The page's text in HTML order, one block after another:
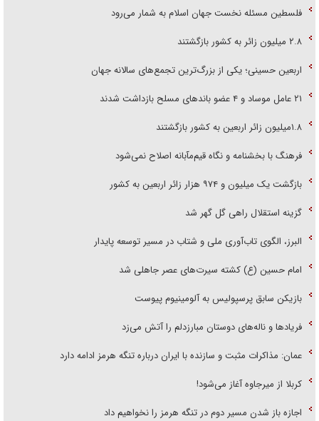
فلسطین مسئله نخست جهان اسلام به شمار می‌رود
۲.۸ میلیون زائر به کشور بازگشتند
اربعین حسینی؛ یکی از بزرگ‌ترین تجمع‌های سالانه جهان
۲۱ عامل موساد و ۴ عضو باند‌های مسلح بازداشت شدند
۱.۸میلیون زائر اربعین به کشور بازگشتند
فرهنگ با بخشنامه و نگاه قیم‌مآبانه اصلاح نمی‌شود
بازگشت یک میلیون و ۹۷۴ هزار زائر اربعین به کشور
گزینه استقلال راهی گل گهر شد
البرز، الگوی تاب‌آوری ملی و شتاب در مسیر توسعه پایدار
امام حسین (ع) کشته سیرت‌های عصر جاهلی شد
بازیکن سابق پرسپولیس به آلومینیوم پیوست
فریاد‌ها و ناله‌های دوستان مبارزدلم را آتش می‌زد
عمان: مذاکرات مثبت و سازنده با ایران درباره تنگه هرمز ادامه دارد
کربلا از میرجاوه آغاز می‌شود!
اجازه باز شدن مسیر دوم در تنگه هرمز را نخواهیم داد